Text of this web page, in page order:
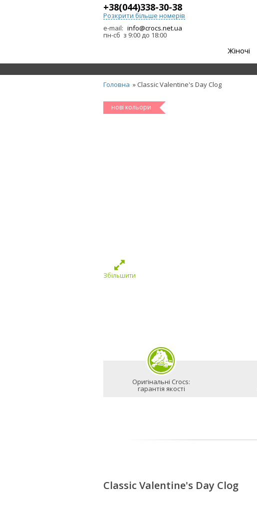
+38(044)338-30-38
Розкрити більше номерів
e-mail: info@crocs.net.ua
пн-сб з 9:00 до 18:00
Жіночі
Головна » Classic Valentine's Day Clog
нові кольори
Збільшити
Оригінальні Crocs:
гарантія якості
Classic Valentine's Day Clog